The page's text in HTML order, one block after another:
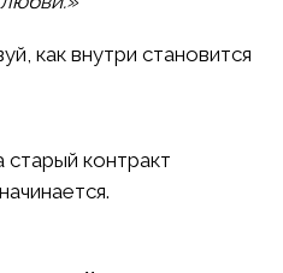
как внутри становится
контракт